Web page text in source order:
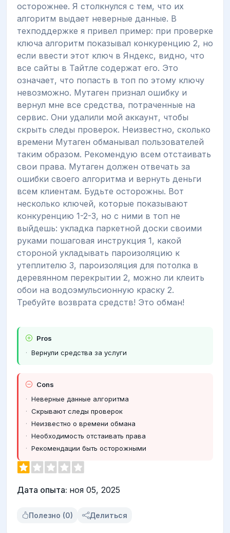
осторожнее. Я столкнулся с тем, что их
алгоритм выдает неверные данные. В
техподдержке я привел пример: при проверке
ключа алгоритм показывал конкуренцию 2, но
если ввести этот ключ в Яндекс, видно, что
все сайты в Тайтле содержат его. Это
означает, что попасть в топ по этому ключу
невозможно. Мутаген признал ошибку и
вернул мне все средства, потраченные на
сервис. Они удалили мой аккаунт, чтобы
скрыть следы проверок. Неизвестно, сколько
времени Мутаген обманывал пользователей
таким образом. Рекомендую всем отстаивать
свои права. Мутаген должен отвечать за
ошибки своего алгоритма и вернуть деньги
всем клиентам. Будьте осторожны. Вот
несколько ключей, которые показывают
конкуренцию 1-2-3, но с ними в топ не
выйдешь: укладка паркетной доски своими
руками пошаговая инструкция 1, какой
стороной укладывать пароизоляцию к
утеплителю 3, пароизоляция для потолка в
деревянном перекрытии 2, можно ли клеить
обои на водоэмульсионную краску 2.
Требуйте возврата средств! Это обман!
Pros
Вернули средства за услуги
Cons
Неверные данные алгоритма
Скрывают следы проверок
Неизвестно о времени обмана
Необходимость отстаивать права
Рекомендации быть осторожными
Дата опыта: ноя 05, 2025
Полезно (0) Делиться